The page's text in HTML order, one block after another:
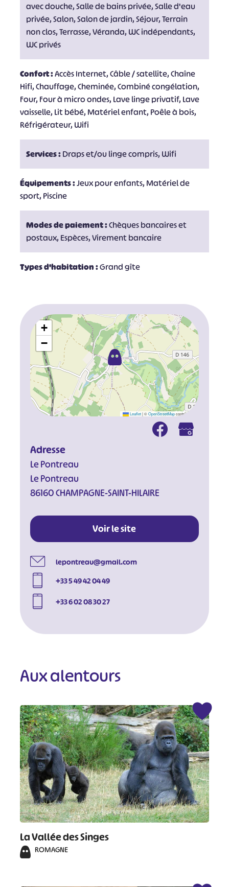
avec douche, Salle de bains privée, Salle d'eau
privée, Salon, Salon de jardin, Séjour, Terrain
non clos, Terrasse, Véranda, WC indépendants,
WC privés
Confort :Accès Internet, Câble / satellite, Chaîne
Hifi, Chauffage, Cheminée, Combiné congélation,
Four, Four à micro ondes, Lave linge privatif, Lave
vaisselle, Lit bébé, Matériel enfant, Poêle à bois,
Réfrigérateur, Wifi
Services :Draps et/ou linge compris, Wifi
Équipements :Jeux pour enfants, Matériel de
sport, Piscine
Modes de paiement :Chèques bancaires et
postaux, Espèces, Virement bancaire
Types d'habitation :Grand gîte
+
−
Leaflet |©OpenStreetMapcontributors
Adresse
Le Pontreau
Le Pontreau
86160 CHAMPAGNE-SAINT-HILAIRE
Voir le site
lepontreau@gmail.com
+33 5 49 42 04 49
+33 6 02 08 30 27
Aux alentours
La Vallée des Singes
ROMAGNE